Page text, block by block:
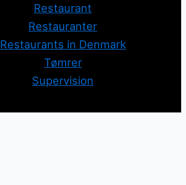
Restaurant
Restauranter
Restaurants in Denmark
Tømrer
Supervision